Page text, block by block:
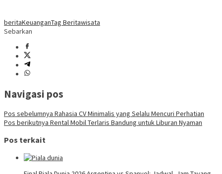
beritaKeuanganTag Beritawisata
Sebarkan
Navigasi pos
Pos sebelumnya Rahasia CV Minimalis yang Selalu Mencuri Perhatian
Pos berikutnya Rental Mobil Terlaris Bandung untuk Liburan Nyaman
Pos terkait